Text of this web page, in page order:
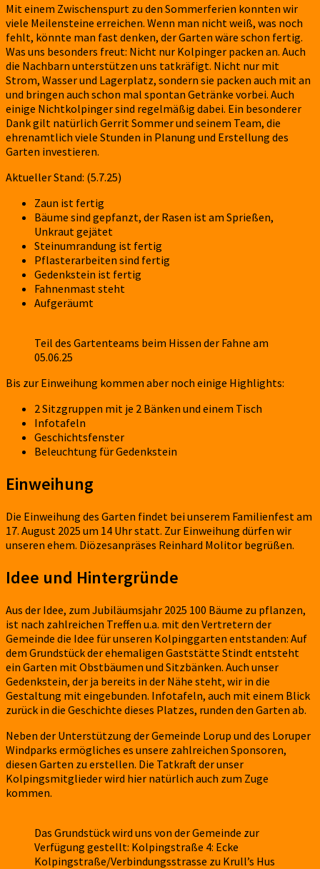
Mit einem Zwischenspurt zu den Sommerferien konnten wir
viele Meilensteine erreichen. Wenn man nicht weiß, was noch
fehlt, könnte man fast denken, der Garten wäre schon fertig.
Was uns besonders freut: Nicht nur Kolpinger packen an. Auch
die Nachbarn unterstützen uns tatkräfigt. Nicht nur mit
Strom, Wasser und Lagerplatz, sondern sie packen auch mit an
und bringen auch schon mal spontan Getränke vorbei. Auch
einige Nichtkolpinger sind regelmäßig dabei. Ein besonderer
Dank gilt natürlich Gerrit Sommer und seinem Team, die
ehrenamtlich viele Stunden in Planung und Erstellung des
Garten investieren.
Aktueller Stand: (5.7.25)
Zaun ist fertig
Bäume sind gepfanzt, der Rasen ist am Sprießen,
Unkraut gejätet
Steinumrandung ist fertig
Pflasterarbeiten sind fertig
Gedenkstein ist fertig
Fahnenmast steht
Aufgeräumt
Teil des Gartenteams beim Hissen der Fahne am
05.06.25
Bis zur Einweihung kommen aber noch einige Highlights:
2 Sitzgruppen mit je 2 Bänken und einem Tisch
Infotafeln
Geschichtsfenster
Beleuchtung für Gedenkstein
Einweihung
Die Einweihung des Garten findet bei unserem Familienfest am
17. August 2025 um 14 Uhr statt. Zur Einweihung dürfen wir
unseren ehem. Diözesanpräses Reinhard Molitor begrüßen.
Idee und Hintergründe
Aus der Idee, zum Jubiläumsjahr 2025 100 Bäume zu pflanzen,
ist nach zahlreichen Treffen u.a. mit den Vertretern der
Gemeinde die Idee für unseren Kolpinggarten entstanden: Auf
dem Grundstück der ehemaligen Gaststätte Stindt entsteht
ein Garten mit Obstbäumen und Sitzbänken. Auch unser
Gedenkstein, der ja bereits in der Nähe steht, wir in die
Gestaltung mit eingebunden. Infotafeln, auch mit einem Blick
zurück in die Geschichte dieses Platzes, runden den Garten ab.
Neben der Unterstützung der Gemeinde Lorup und des Loruper
Windparks ermögliches es unsere zahlreichen Sponsoren,
diesen Garten zu erstellen. Die Tatkraft der unser
Kolpingsmitglieder wird hier natürlich auch zum Zuge
kommen.
Das Grundstück wird uns von der Gemeinde zur
Verfügung gestellt: Kolpingstraße 4: Ecke
Kolpingstraße/Verbindungsstrasse zu Krull’s Hus